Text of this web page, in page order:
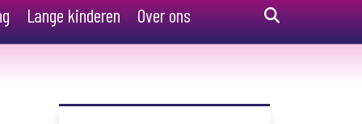
Lange kinderen Over ons